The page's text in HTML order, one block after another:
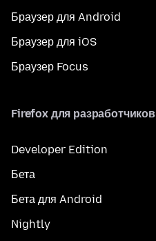
Браузер для Android
Браузер для iOS
Браузер Focus
Firefox для разработчиков
Developer Edition
Бета
Бета для Android
Nightly